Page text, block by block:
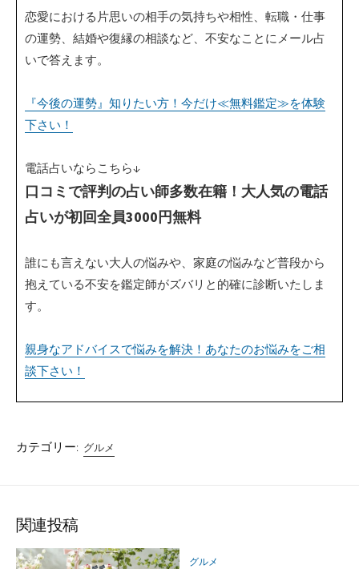
恋愛における片思いの相手の気持ちや相性、転職・仕事
の運勢、結婚や復縁の相談など、不安なことにメール占
いで答えます。
『今後の運勢』知りたい方！今だけ≪無料鑑定≫を体験
下さい！
電話占いならこちら↓
口コミで評判の占い師多数在籍！大人気の電話
占いが初回全員3000円無料
誰にも言えない大人の悩みや、家庭の悩みなど普段から
抱えている不安を鑑定師がズバリと的確に診断いたしま
す。
親身なアドバイスで悩みを解決！あなたのお悩みをご相
談下さい！
カテゴリー: グルメ
関連投稿
グルメ